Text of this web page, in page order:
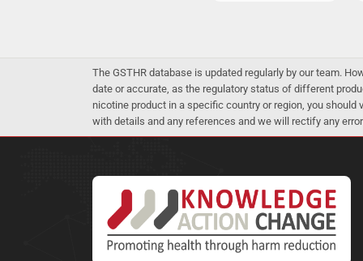
The GSTHR database is updated regularly by our team.
date or accurate, as the regulatory status of different
nicotine product in a specific country or region, you
with details and any references and we will rectify any